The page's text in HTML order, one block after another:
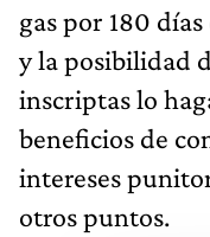
gas por 180
y la posibilidad
inscriptas lo
beneficios de
intereses
otros puntos.